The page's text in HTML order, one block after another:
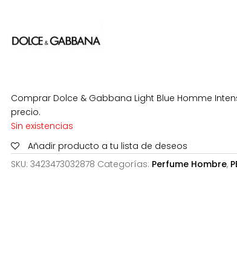
Comprar Dolce & Gabbana Light Blue Homme
precio.
Sin existencias
Añadir producto a tu lista de deseos
SKU: 3423473032878 Categorías: Perfume Hombre,